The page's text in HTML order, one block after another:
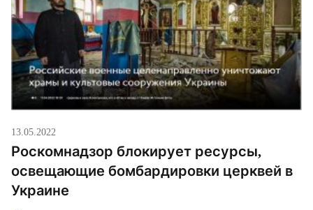
покинули Россию.
13.05.2022
Роскомнадзор блокирует ресурсы,
освещающие бомбардировки церквей в
Украине